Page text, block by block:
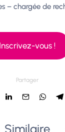
– chargée de
Inscrivez-vous !
Partager
Similaire